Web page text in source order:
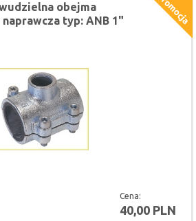
Cena:
40,00 PLN
obejma
typ: ANB 1"